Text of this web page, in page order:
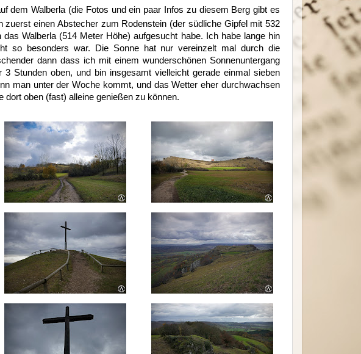
dem Walberla (die Fotos und ein paar Infos zu diesem Berg gibt es
zuerst einen Abstecher zum Rodenstein (der südliche Gipfel mit 532
Walberla (514 Meter Höhe) aufgesucht habe. Ich habe lange hin
so besonders war. Die Sonne hat nur vereinzelt mal durch die
dann dass ich mit einem wunderschönen Sonnenuntergang
Stunden oben, und bin insgesamt vielleicht gerade einmal sieben
man unter der Woche kommt, und das Wetter eher durchwachsen
dort oben (fast) alleine genießen zu können.